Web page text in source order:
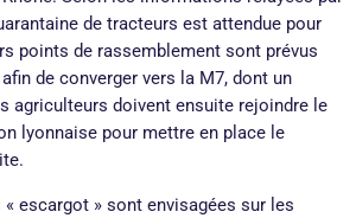
de tracteurs est attendue pour
points de rassemblement sont prévus
de converger vers la M7, dont un
agriculteurs doivent ensuite rejoindre le
lyonnaise pour mettre en place le
escargot » sont envisagées sur les